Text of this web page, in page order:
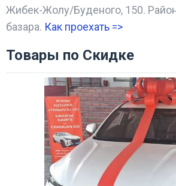
Жибек-Жолу/Буденого, 150.
базара. Как проехать =>
Товары по Скидке